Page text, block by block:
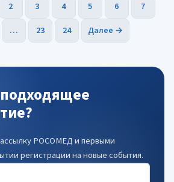
2 3 4 5 6
7
… 23 24 Далее →
РОСОМЕД и первыми
регистрации на новые события.